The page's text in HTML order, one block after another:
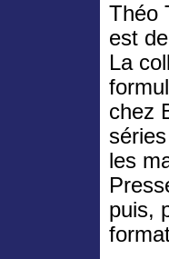
Théo
est
La
chez
les
puis,